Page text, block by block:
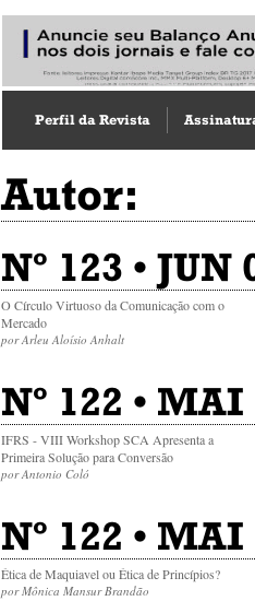
Perfil da Revista
Autor:
Nº 123 •
O Círculo Virtuoso da Comunicação com o
Mercado
por Arleu Aloísio Anhalt
Nº 122 •
IFRS - VIII Workshop SCA Apresenta a
Primeira Solução para Conversão
por Antonio Coló
Nº 122 •
Ética de Maquiavel ou Ética de Princípios?
por Mônica Mansur Brandão